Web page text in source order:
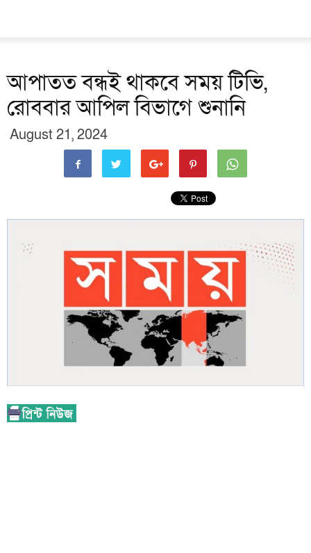
আপাতত বন্ধই থাকবে সময় টিভি,
রোববার আপিল বিভাগে শুনানি
August 21, 2024